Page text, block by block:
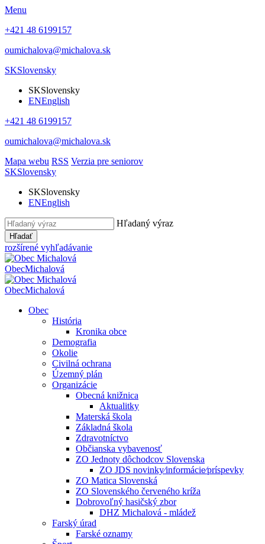
Menu
+421 48 6199157
oumichalova@michalova.sk
SKSlovensky
SKSlovensky
ENEnglish
+421 48 6199157
oumichalova@michalova.sk
Mapa webu RSS Verzia pre seniorov
SKSlovensky
SKSlovensky
ENEnglish
Hľadaný výraz
Hľadať
rozšírené vyhľadávanie
ObecMichalová
ObecMichalová
Obec
História
Kronika obce
Demografia
Okolie
Civilná ochrana
Územný plán
Organizácie
Obecná knižnica
Aktualitky
Materská škola
Základná škola
Zdravotníctvo
Občianska vybavenosť
ZO Jednoty dôchodcov Slovenska
ZO JDS novinky⁄informácie⁄príspevky
ZO Matica Slovenská
ZO Slovenského červeného kríža
Dobrovoľný hasičský zbor
DHZ Michalová - mládež
Farský úrad
Farské oznamy